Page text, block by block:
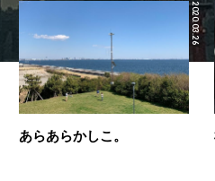
2020.03.26
あらあらかしこ。